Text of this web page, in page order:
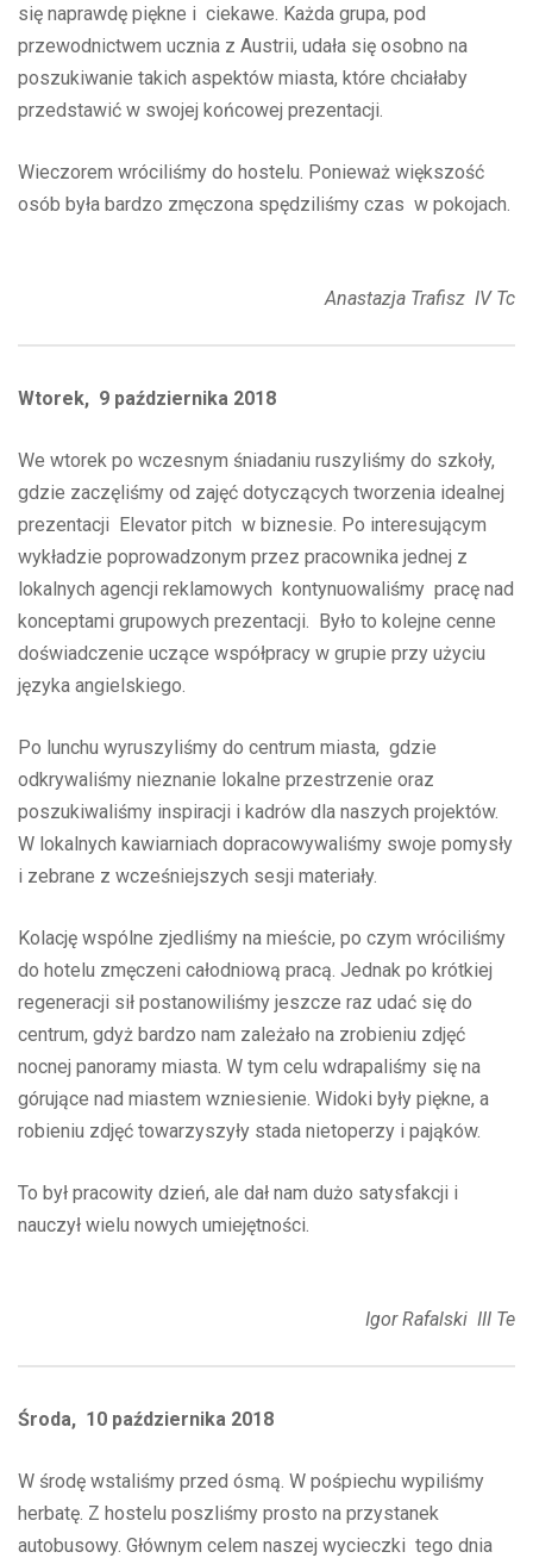
się naprawdę piękne i ciekawe. Każda grupa, pod
przewodnictwem ucznia z Austrii, udała się osobno na
poszukiwanie takich aspektów miasta, które chciałaby
przedstawić w swojej końcowej prezentacji.
Wieczorem wróciliśmy do hostelu. Ponieważ większość
osób była bardzo zmęczona spędziliśmy czas w pokojach.
Anastazja Trafisz IV Tc
Wtorek, 9 października 2018
We wtorek po wczesnym śniadaniu ruszyliśmy do szkoły,
gdzie zaczęliśmy od zajęć dotyczących tworzenia idealnej
prezentacji Elevator pitch w biznesie. Po interesującym
wykładzie poprowadzonym przez pracownika jednej z
lokalnych agencji reklamowych kontynuowaliśmy pracę nad
konceptami grupowych prezentacji. Było to kolejne cenne
doświadczenie uczące współpracy w grupie przy użyciu
języka angielskiego.
Po lunchu wyruszyliśmy do centrum miasta, gdzie
odkrywaliśmy nieznanie lokalne przestrzenie oraz
poszukiwaliśmy inspiracji i kadrów dla naszych projektów.
W lokalnych kawiarniach dopracowywaliśmy swoje pomysły
i zebrane z wcześniejszych sesji materiały.
Kolację wspólne zjedliśmy na mieście, po czym wróciliśmy
do hotelu zmęczeni całodniową pracą. Jednak po krótkiej
regeneracji sił postanowiliśmy jeszcze raz udać się do
centrum, gdyż bardzo nam zależało na zrobieniu zdjęć
nocnej panoramy miasta. W tym celu wdrapaliśmy się na
górujące nad miastem wzniesienie. Widoki były piękne, a
robieniu zdjęć towarzyszyły stada nietoperzy i pająków.
To był pracowity dzień, ale dał nam dużo satysfakcji i
nauczył wielu nowych umiejętności.
Igor Rafalski III Te
Środa, 10 października 2018
W środę wstaliśmy przed ósmą. W pośpiechu wypiliśmy
herbatę. Z hostelu poszliśmy prosto na przystanek
autobusowy. Głównym celem naszej wycieczki tego dnia